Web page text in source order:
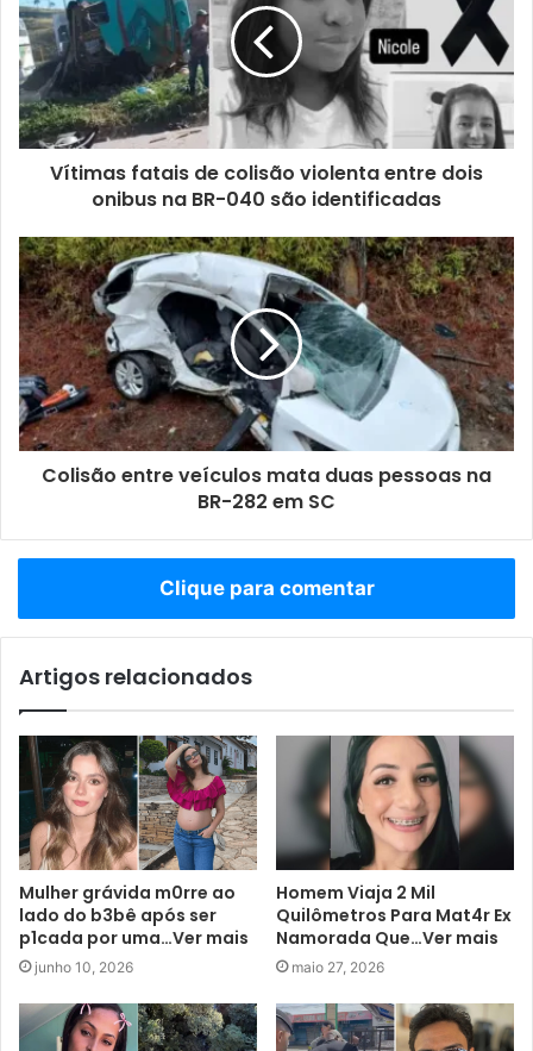
Vítimas fatais de colisão violenta entre dois
onibus na BR-040 são identificadas
Colisão entre veículos mata duas pessoas na
BR-282 em SC
Clique para comentar
Artigos relacionados
Mulher grávida m0rre ao
lado do b3bê após ser
p1cada por uma…Ver mais
junho 10, 2026
Homem Viaja 2 Mil
Quilômetros Para Mat4r Ex
Namorada Que…Ver mais
maio 27, 2026